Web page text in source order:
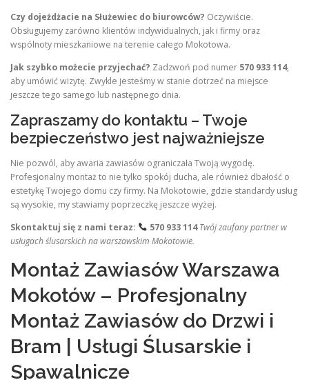
Czy dojeżdżacie na Służewiec do biurowców? Oczywiście.
Obsługujemy zarówno klientów indywidualnych, jak i firmy oraz
wspólnoty mieszkaniowe na terenie całego Mokotowa.
Jak szybko możecie przyjechać? Zadzwoń pod numer 570 933 114,
aby umówić wizytę. Zwykle jesteśmy w stanie dotrzeć na miejsce
jeszcze tego samego lub następnego dnia.
Zapraszamy do kontaktu – Twoje
bezpieczeństwo jest najważniejsze
Nie pozwól, aby awaria zawiasów ograniczała Twoją wygodę.
Profesjonalny montaż to nie tylko spokój ducha, ale również dbałość o
estetykę Twojego domu czy firmy. Na Mokotowie, gdzie standardy usług
są wysokie, my stawiamy poprzeczkę jeszcze wyżej.
Skontaktuj się z nami teraz:
570 933 114 Twój zaufany partner w
usługach ślusarskich na warszawskim Mokotowie.
Montaż Zawiasów Warszawa
Mokotów – Profesjonalny
Montaż Zawiasów do Drzwi i
Bram | Usługi Ślusarskie i
Spawalnicze